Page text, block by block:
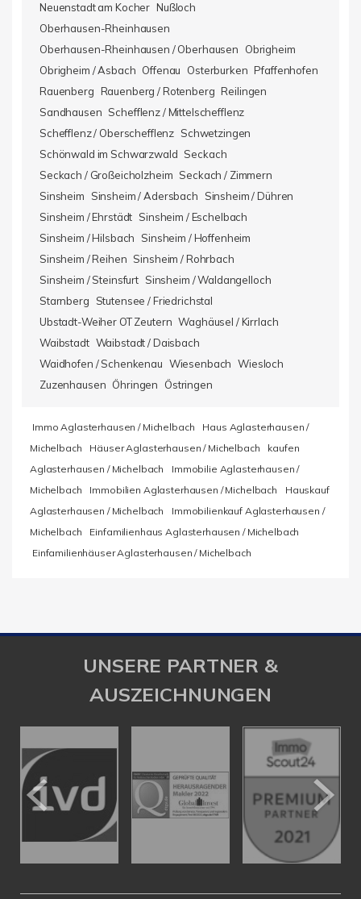
Neuenstadt am Kocher Nußloch
Oberhausen-Rheinhausen
Oberhausen-Rheinhausen / Oberhausen
Obrigheim
Obrigheim / Asbach Offenau Osterburken Pfaffenhofen
Rauenberg Rauenberg / Rotenberg Reilingen
Sandhausen Schefflenz / Mittelschefflenz
Schefflenz / Oberschefflenz Schwetzingen
Schönwald im Schwarzwald Seckach
Seckach / Großeicholzheim Seckach / Zimmern
Sinsheim
Sinsheim / Adersbach
Sinsheim / Dühren
Sinsheim / Ehrstädt Sinsheim / Eschelbach
Sinsheim / Hilsbach
Sinsheim / Hoffenheim
Sinsheim / Reihen Sinsheim / Rohrbach
Sinsheim / Steinsfurt Sinsheim / Waldangelloch
Starnberg
Stutensee / Friedrichstal
Ubstadt-Weiher OT Zeutern Waghäusel / Kirrlach
Waibstadt Waibstadt / Daisbach
Waidhofen / Schenkenau Wiesenbach Wiesloch
Zuzenhausen Öhringen Östringen
Immo Aglasterhausen / Michelbach
Haus Aglasterhausen /
Michelbach
Häuser Aglasterhausen / Michelbach
kaufen
Aglasterhausen / Michelbach
Immobilie Aglasterhausen /
Michelbach
Immobilien Aglasterhausen / Michelbach
Hauskauf
Aglasterhausen / Michelbach
Immobilienkauf Aglasterhausen /
Michelbach
Einfamilienhaus Aglasterhausen / Michelbach
Einfamilienhäuser Aglasterhausen / Michelbach
UNSERE PARTNER &
AUSZEICHNUNGEN